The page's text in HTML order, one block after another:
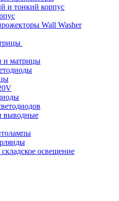
и тонкий корпус
Wall Washer
и матрицы
выводные
освещение